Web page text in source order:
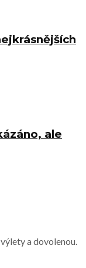
ale
a dovolenou.